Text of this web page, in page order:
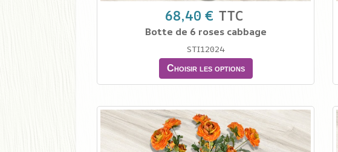
68,40 € TTC
Botte de 6 roses cabbage
STI12024
Choisir les options